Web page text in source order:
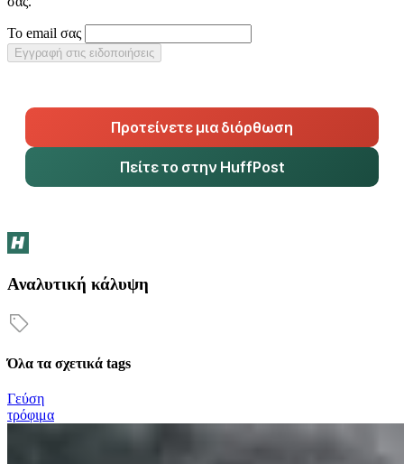
Το email σας
Εγγραφή στις ειδοποιήσεις
Προτείνετε μια διόρθωση
Πείτε το στην HuffPost
Αναλυτική κάλυψη
Όλα τα σχετικά tags
Γεύση
τρόφιμα